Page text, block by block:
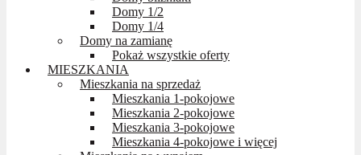
Domy 1/2
Domy 1/4
Domy na zamianę
Pokaż wszystkie oferty
MIESZKANIA
Mieszkania na sprzedaż
Mieszkania 1-pokojowe
Mieszkania 2-pokojowe
Mieszkania 3-pokojowe
Mieszkania 4-pokojowe i więcej